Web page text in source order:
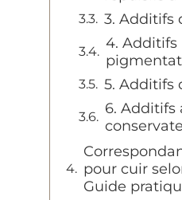
3. Additifs
4.
5. Additifs
6.
pour cuir
Guide